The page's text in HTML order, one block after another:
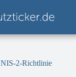
NIS-2-Richtlinie